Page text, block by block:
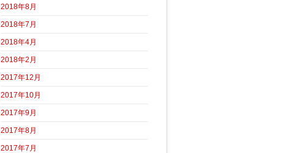
2018年8月
2018年7月
2018年4月
2018年2月
2017年12月
2017年10月
2017年9月
2017年8月
2017年7月